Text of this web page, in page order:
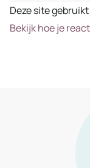
Deze site
Bekijk hoe je